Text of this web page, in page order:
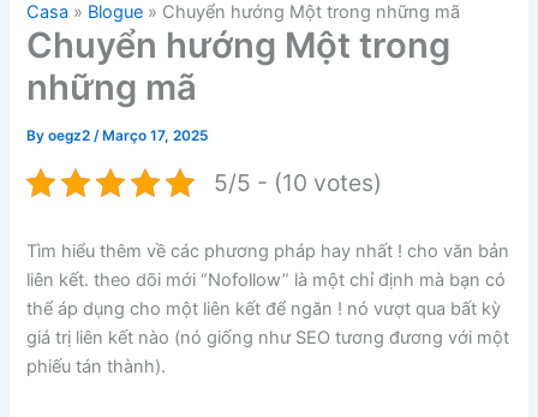
Casa » Blogue » Chuyển hướng Một trong những mã
Chuyển hướng Một trong
những mã
Byoegz2/ Março 17, 2025
5/5 - (10 votes)
Tìm hiểu thêm về các phương pháp hay nhất ! cho văn bản
liên kết. theo dõi mới “Nofollow” là một chỉ định mà bạn có
thể áp dụng cho một liên kết để ngăn ! nó vượt qua bất kỳ
giá trị liên kết nào (nó giống như SEO tương đương với một
phiếu tán thành).